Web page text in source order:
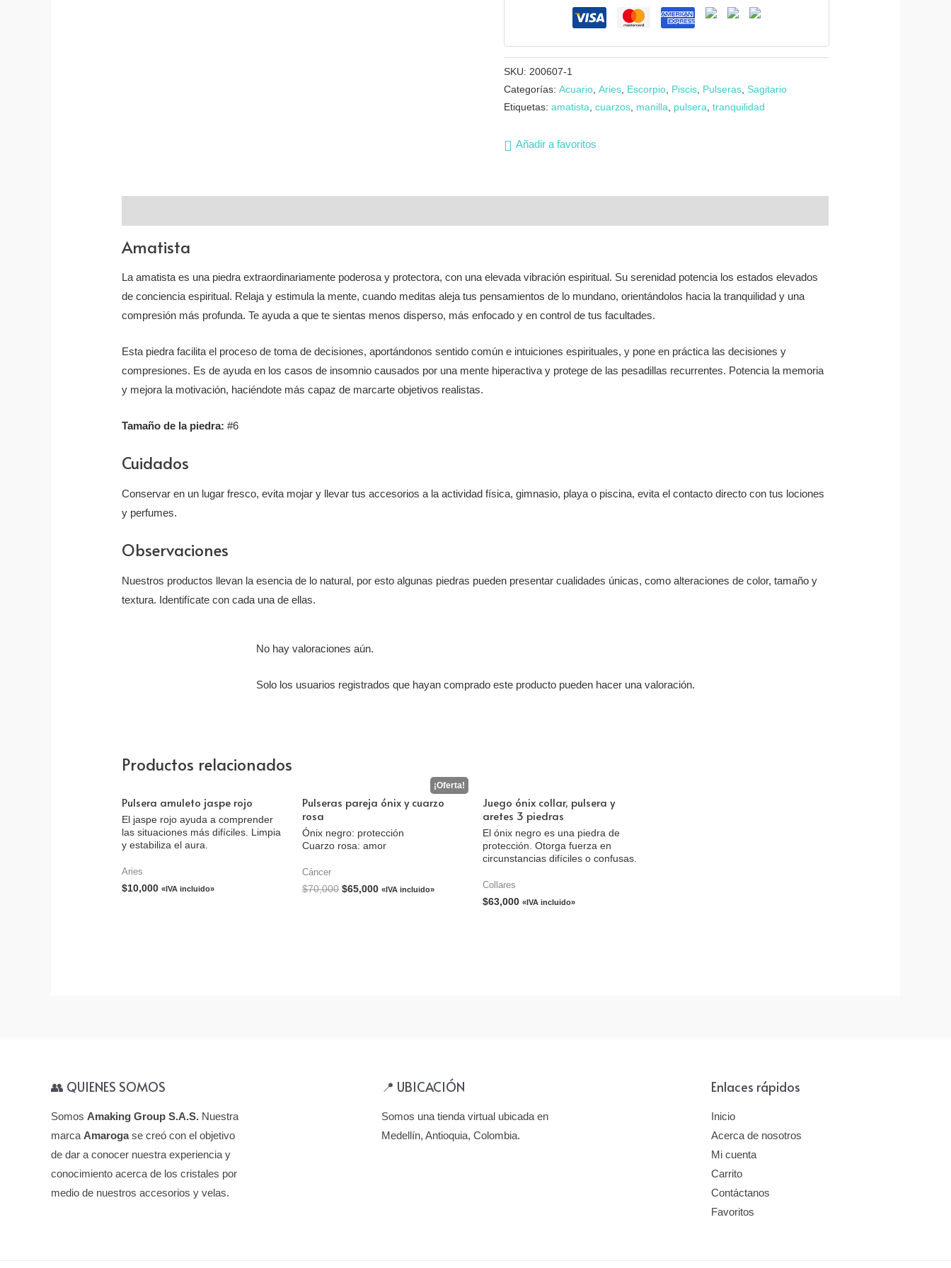
SKU: 200607-1
Categorías: Acuario Aries Escorpio Piscis Pulseras Sagitario
Etiquetas: amatista cuarzos manilla pulsera tranquilidad
Añadir a favoritos
Amatista
La amatista es una piedra extraordinariamente poderosa y protectora, con una elevada vibración espiritual. Su serenidad potencia los estados elevados
de conciencia espiritual. Relaja y estimula la mente, cuando meditas aleja tus pensamientos de lo mundano, orientándolos hacia la tranquilidad y una
compresión más profunda. Te ayuda a que te sientas menos disperso, más enfocado y en control de tus facultades.
Esta piedra facilita el proceso de toma de decisiones, aportándonos sentido común e intuiciones espirituales, y pone en práctica las decisiones y
compresiones. Es de ayuda en los casos de insomnio causados por una mente hiperactiva y protege de las pesadillas recurrentes. Potencia la memoria
y mejora la motivación, haciéndote más capaz de marcarte objetivos realistas.
Tamaño de la piedra: #6
Cuidados
Conservar en un lugar fresco, evita mojar y llevar tus accesorios a la actividad física, gimnasio, playa o piscina, evita el contacto directo con tus lociones
y perfumes.
Observaciones
Nuestros productos llevan la esencia de lo natural, por esto algunas piedras pueden presentar cualidades únicas, como alteraciones de color, tamaño y
textura. Identifícate con cada una de ellas.
No hay valoraciones aún.
Solo los usuarios registrados que hayan comprado este producto pueden hacer una valoración.
Productos relacionados
Pulsera amuleto jaspe rojo
El jaspe rojo ayuda a comprender
las situaciones más difíciles. Limpia
y estabiliza el aura.
Aries
$10,000 «IVA incluido»
Pulseras pareja ónix y cuarzo
rosa
Ónix negro: protección
Cuarzo rosa: amor
Cáncer
$70,000 $65,000 «IVA incluido»
Juego ónix collar, pulsera y
aretes 3 piedras
El ónix negro es una piedra de
protección. Otorga fuerza en
circunstancias difíciles o confusas.
Collares
$63,000 «IVA incluido»
👥 QUIENES SOMOS
Somos Amaking Group S.A.S. Nuestra
marca Amarogase creó con el objetivo
de dar a conocer nuestra experiencia y
conocimiento acerca de los cristales por
medio de nuestros accesorios y velas.
📍 UBICACIÓN
Somos una tienda virtual ubicada en
Medellín, Antioquia, Colombia.
Enlaces rápidos
Inicio
Acerca de nosotros
Mi cuenta
Carrito
Contáctanos
Favoritos